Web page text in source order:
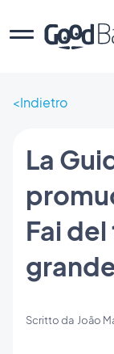
Indietro
La
Fai
Scritto da João